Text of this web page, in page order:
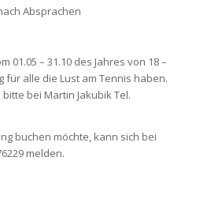
Absprachen
01.05 – 31.10 des Jahres von 18 –
für alle die Lust am Tennis haben.
bei Martin Jakubik Tel.
buchen möchte, kann sich bei
melden.